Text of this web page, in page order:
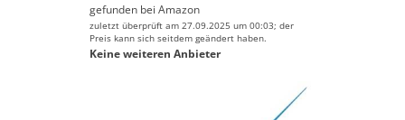
gefunden bei Amazon
zuletzt überprüft am 27.09.2025 um 00:03; der
Preis kann sich seitdem geändert haben.
Keine weiteren Anbieter